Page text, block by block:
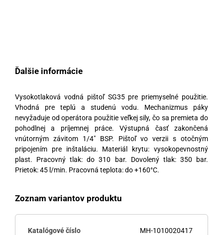
Ďalšie informácie
Vysokotlaková vodná pištoľ SG35 pre priemyselné použitie.
Vhodná pre teplú a studenú vodu. Mechanizmus páky
nevyžaduje od operátora použitie veľkej sily, čo sa premieta do
pohodlnej a príjemnej práce. Výstupná časť zakončená
vnútorným závitom 1/4″ BSP. Pištoľ vo verzii s otočným
pripojením pre inštaláciu. Materiál krytu: vysokopevnostný
plast. Pracovný tlak: do 310 bar. Dovolený tlak: 350 bar.
Prietok: 45 l/min. Pracovná teplota: do +160°C.
Zoznam variantov produktu
MH-1010020417